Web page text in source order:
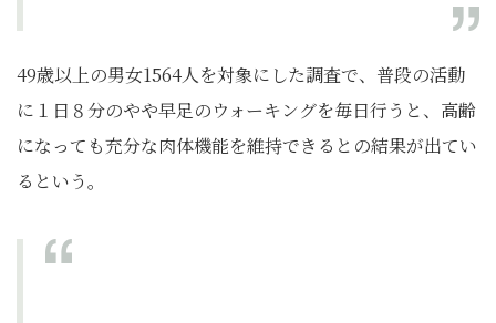
49歳以上の男女1564人を対象にした調査で、普段の活動
に１日８分のやや早足のウォーキングを毎日行うと、高齢
になっても充分な肉体機能を維持できるとの結果が出てい
るという。